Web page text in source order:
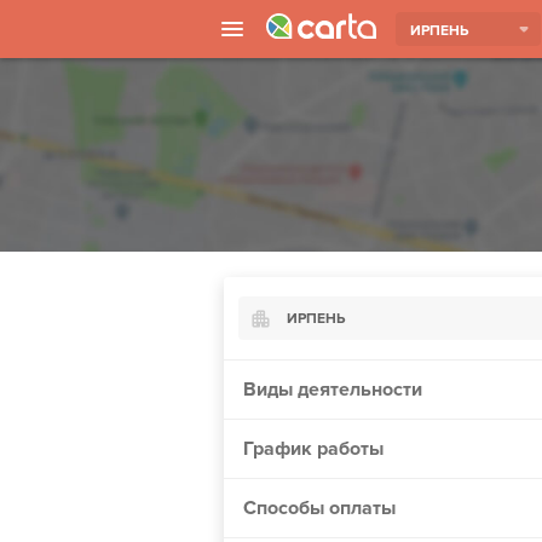
ИРПЕНЬ
ИРПЕНЬ
Борисполь
Виды деятельности
График работы
Способы оплаты